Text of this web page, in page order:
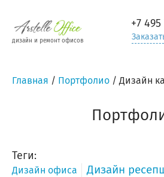
дизайн и ремонт офисов
+7 495
Главная / Портфолио /Дизайн
Теги:
Дизайн офиса Дизайн